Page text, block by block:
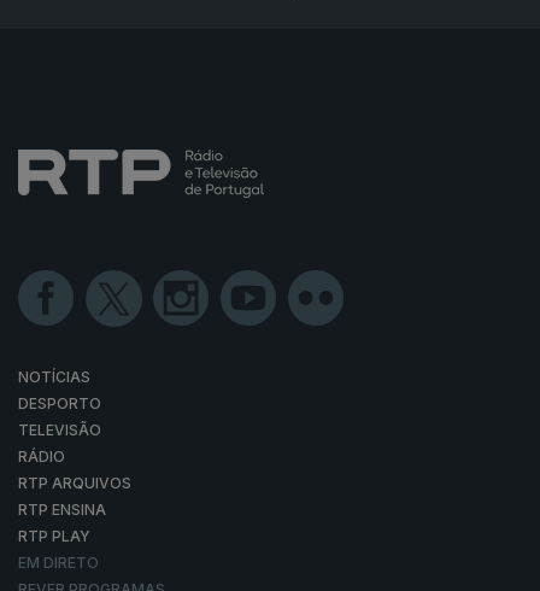
NOTÍCIAS
DESPORTO
TELEVISÃO
RÁDIO
RTP ARQUIVOS
RTP ENSINA
RTP PLAY
EM DIRETO